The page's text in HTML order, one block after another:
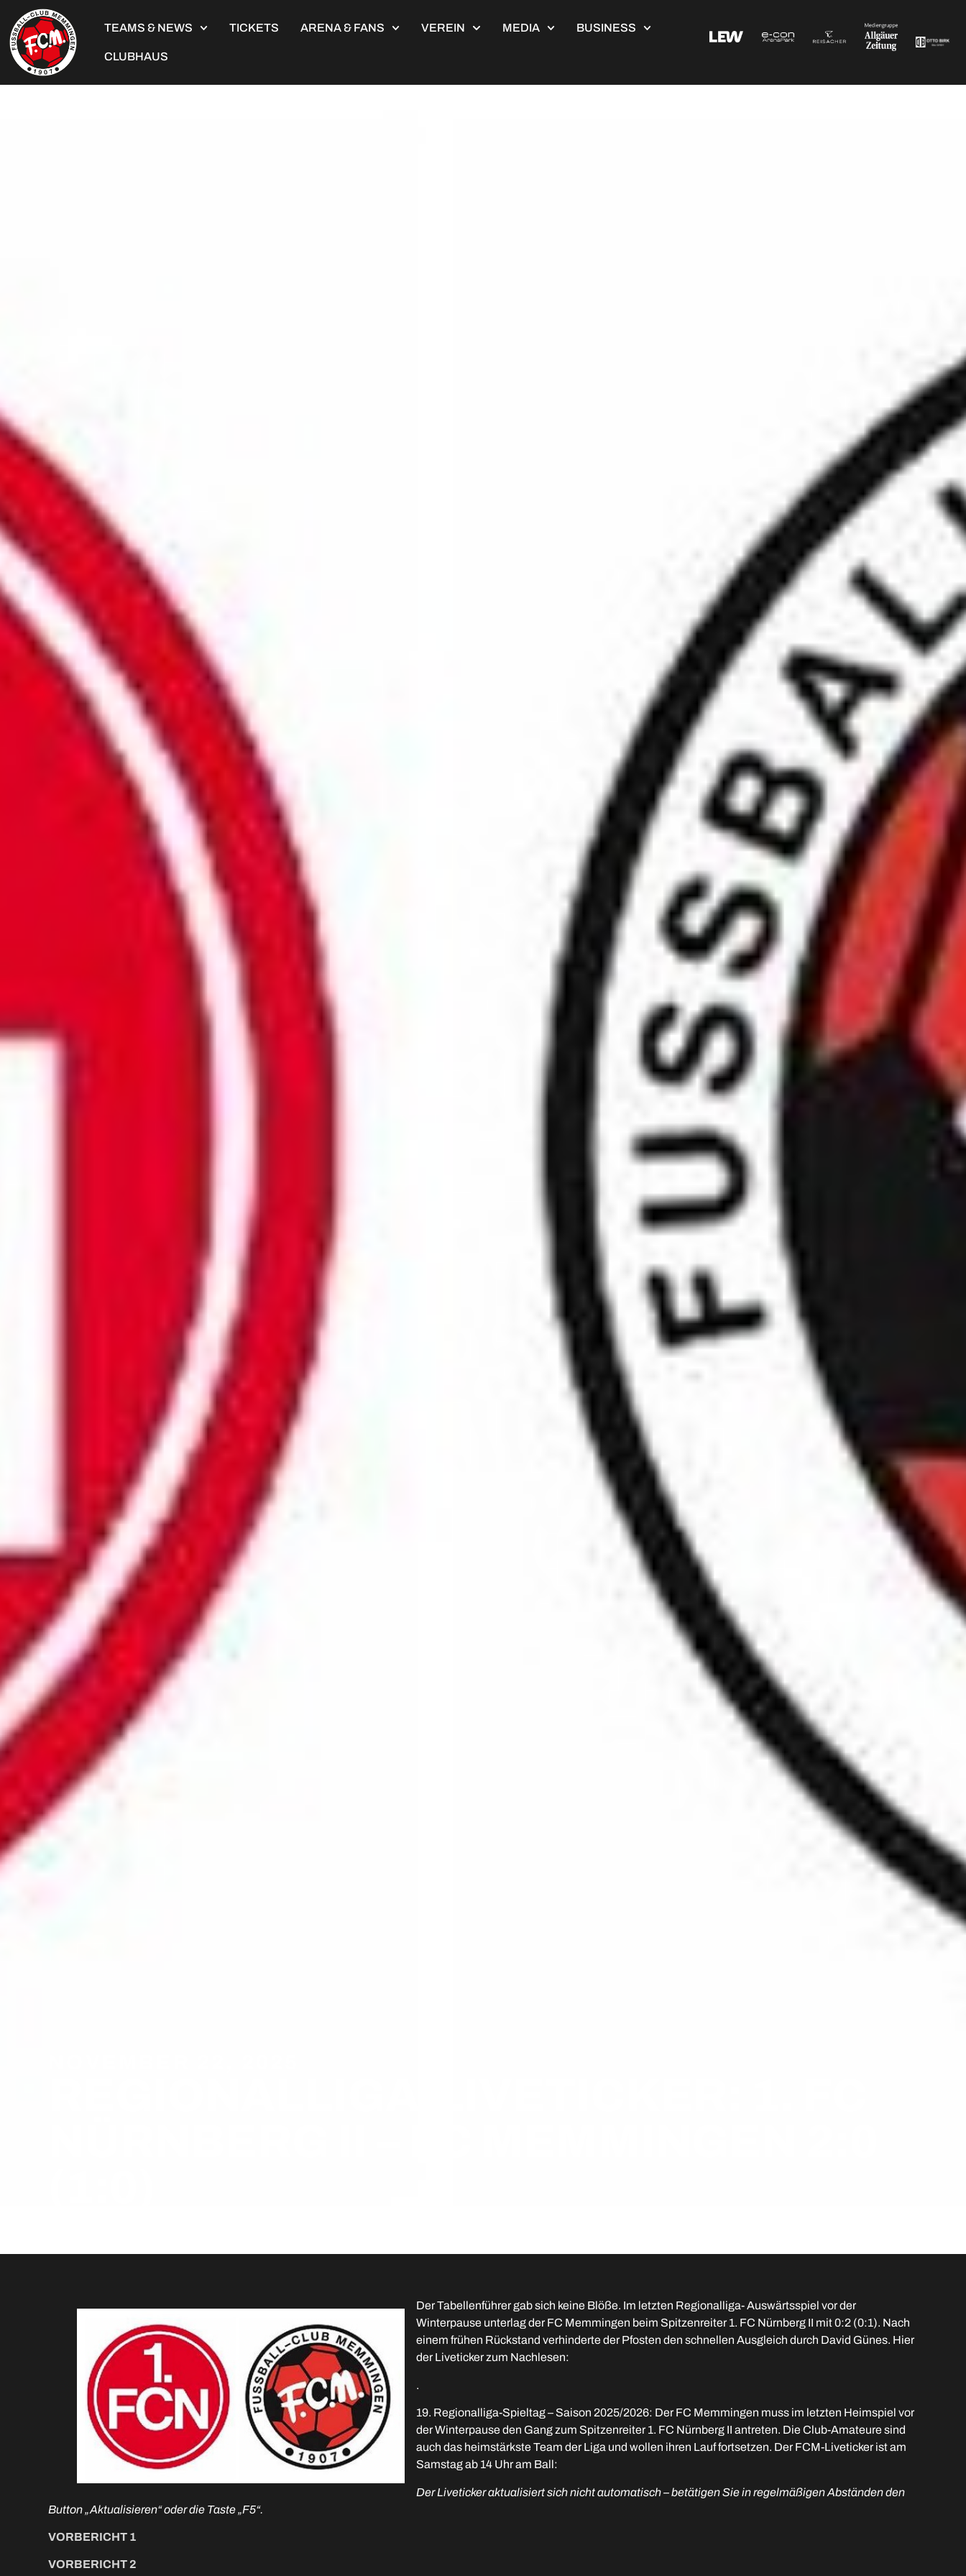
TEAMS & NEWS TICKETS ARENA & FANS VEREIN MEDIA BUSINESS
CLUBHAUS
Der Tabellenführer gab sich keine Blöße. Im letzten Regionalliga- Auswärtsspiel vor der
Winterpause unterlag der FC Memmingen beim Spitzenreiter 1. FC Nürnberg II mit 0:2 (0:1). Nach
einem frühen Rückstand verhinderte der Pfosten den schnellen Ausgleich durch David Günes. Hier
der Liveticker zum Nachlesen:
.
19. Regionalliga-Spieltag – Saison 2025/2026: Der FC Memmingen muss im letzten Heimspiel vor
der Winterpause den Gang zum Spitzenreiter 1. FC Nürnberg II antreten. Die Club-Amateure sind
auch das heimstärkste Team der Liga und wollen ihren Lauf fortsetzen. Der FCM-Liveticker ist am
Samstag ab 14 Uhr am Ball:
Der Liveticker aktualisiert sich nicht automatisch – betätigen Sie in regelmäßigen Abständen den
Button „Aktualisieren“ oder die Taste „F5“.
VORBERICHT 1
VORBERICHT 2